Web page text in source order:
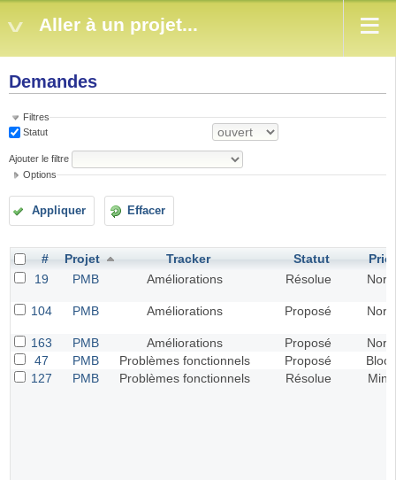
Aller à un projet...
Demandes
Filtres
Statut
Ajouter le filtre
Options
Appliquer Effacer
# Projet Tracker Statut
19
PMB Améliorations Résolue
104 PMB Améliorations Proposé
163 PMB Améliorations Proposé
47
PMB Problèmes fonctionnels Proposé
127
PMB Problèmes fonctionnels Résolue